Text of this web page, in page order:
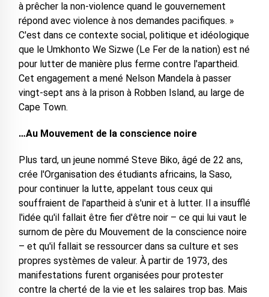
à prêcher la non-violence quand le gouvernement
répond avec violence à nos demandes pacifiques. »
C'est dans ce contexte social, politique et idéologique
que le Umkhonto We Sizwe (Le Fer de la nation) est né
pour lutter de manière plus ferme contre l'apartheid.
Cet engagement a mené Nelson Mandela à passer
vingt-sept ans à la prison à Robben Island, au large de
Cape Town.
…Au Mouvement de la conscience noire
Plus tard, un jeune nommé Steve Biko, âgé de 22 ans,
crée l'Organisation des étudiants africains, la Saso,
pour continuer la lutte, appelant tous ceux qui
souffraient de l'apartheid à s'unir et à lutter. Il a insufflé
l'idée qu'il fallait être fier d'être noir – ce qui lui vaut le
surnom de père du Mouvement de la conscience noire
– et qu'il fallait se ressourcer dans sa culture et ses
propres systèmes de valeur. À partir de 1973, des
manifestations furent organisées pour protester
contre la cherté de la vie et les salaires trop bas. Mais